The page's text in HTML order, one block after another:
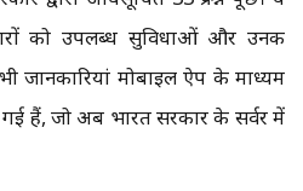
को उपलब्ध सुविधाओं और उनकी
जानकारियां मोबाइल ऐप के माध्यम
हैं, जो अब भारत सरकार के सर्वर में